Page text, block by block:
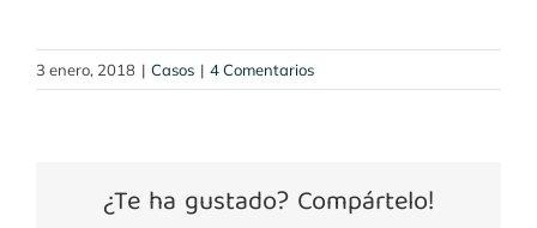
3 enero, 2018 | Casos | 4 Comentarios
¿Te ha gustado? Compártelo!